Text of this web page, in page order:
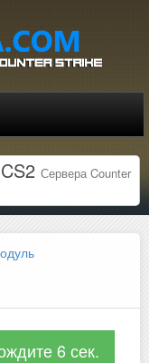
Сервера Counter
6 сек.